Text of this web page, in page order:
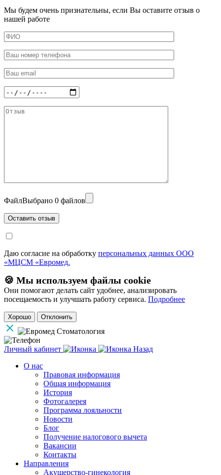
Мы будем очень признательны, если Вы оставите отзыв о
нашей работе
ФайлВыбрано 0 файлов
Даю согласие на обработку персональных данных ООО
«МЦСМ «Евромед.
🍪 Мы используем файлы cookie
Они помогают делать сайт удобнее, анализировать
посещаемость и улучшать работу сервиса. Подробнее
Хорошо Отклонить
Личный кабинет
Назад
О нас
Правовая информация
Общая информация
История
Фотогалерея
Программа лояльности
Новости
Блог
Получение налогового вычета
Вакансии
Контакты
Направления
Акушерство-гинекология